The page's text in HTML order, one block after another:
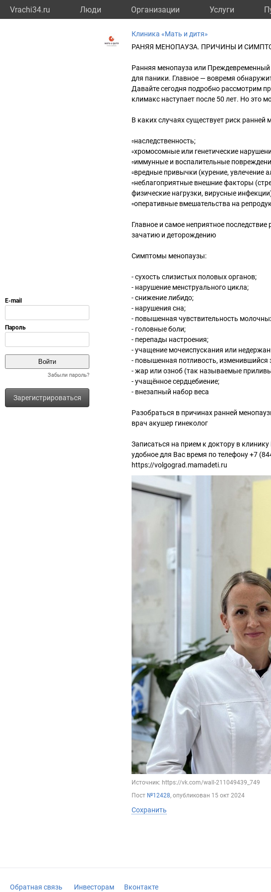
Vrachi34.ru Люди Организации Услуги
Забыли пароль?
Зарегистрироваться
Клиника «Мать и дитя»
РАНЯЯ МЕНОПАУЗА. ПРИЧИНЫ И
Ранняя менопауза или
для паники. Главное — вовремя
Давайте сегодня подробно рассмотрим
климакс наступает после 50 лет. Но это
В каких случаях существует риск ранней
▫наследственность;
▫хромосомные или генетические
▫иммунные и воспалительные
▫вредные привычки (курение, увлечение
▫неблагоприятные внешние факторы
физические нагрузки, вирусные
▫оперативные вмешательства на
Главное и самое неприятное
зачатию и деторождению
Симптомы менопаузы:
- сухость слизистых половых органов;
- нарушение менструального цикла;
- снижение либидо;
- нарушения сна;
- повышенная чувствительность
- головные боли;
- перепады настроения;
- учащение мочеиспускания или
- повышенная потливость, изменившийся
- жар или озноб (так называемые
- учащённое сердцебиение;
- внезапный набор веса
Разобраться в причинах ранней
врач акушер гинеколог
Записаться на прием к доктору в
удобное для Вас время по телефону +7
https://volgograd.mamadeti.ru
Источник: https://vk.com/wall-211049439_749
Пост №12428, опубликован 15 окт 2024
Сохранить
Обратная связь Инвесторам Вконтакте